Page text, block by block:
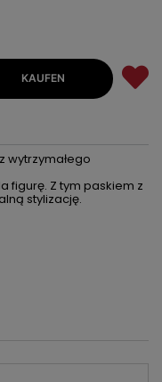
wytrzymałego
figurę. Z tym paskiem z
stylizację.